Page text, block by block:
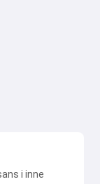
i inne